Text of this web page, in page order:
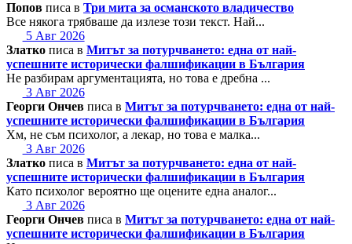
Попов писа в Три мита за османското владичество
Все някога трябваше да излезе този текст. Най...
5 Авг 2026
Златко писа в Митът за потурчването: една от най-
успешните исторически фалшификации в България
Не разбирам аргументацията, но това е дребна ...
3 Авг 2026
Георги Ончев писа в Митът за потурчването: една от най-
успешните исторически фалшификации в България
Хм, не съм психолог, а лекар, но това е малка...
3 Авг 2026
Златко писа в Митът за потурчването: една от най-
успешните исторически фалшификации в България
Като психолог вероятно ще оцените една аналог...
3 Авг 2026
Георги Ончев писа в Митът за потурчването: една от най-
успешните исторически фалшификации в България